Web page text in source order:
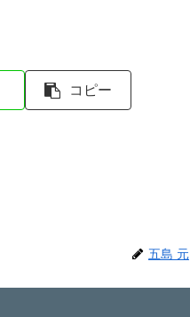
コピー
五島 元